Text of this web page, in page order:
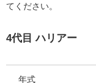
てください。
4代目 ハリアー
年式